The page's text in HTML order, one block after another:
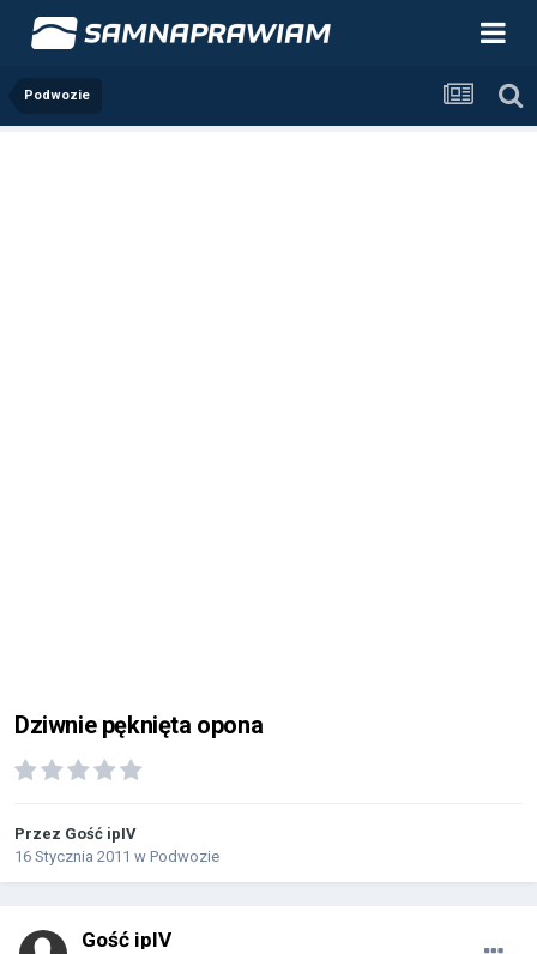
Podwozie
Dziwnie pęknięta opona
Przez Gość ipIV
16 Stycznia 2011 w Podwozie
Gość ipIV